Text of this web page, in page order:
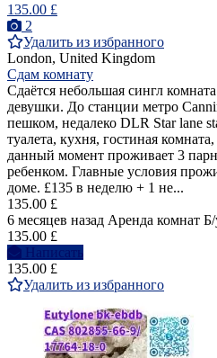
135.00 £
2
Удалить из избранного
London, United Kingdom
Сдам комнату
Сдаётся небольшая сингл
девушки. До станции метро
пешком, недалеко DLR Star lane
туалета, кухня, гостиная
данный момент проживает 3
ребенком. Главные условия
доме. £135 в неделю + 1 не...
135.00 £
6 месяцев назад Аренда комнат
135.00 £
Написать
135.00 £
Удалить из избранного